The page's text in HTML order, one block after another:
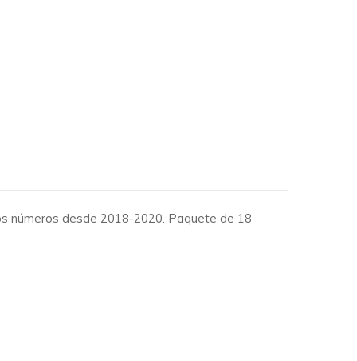
números desde 2018-2020. Paquete de 18